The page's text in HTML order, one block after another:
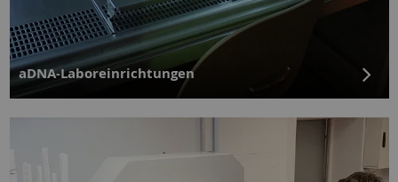
aDNA-Laboreinrichtungen